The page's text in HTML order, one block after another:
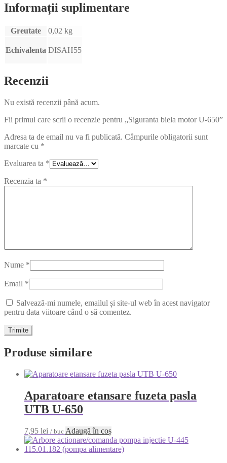
Informații suplimentare
Greutate 0,02 kg
Echivalenta DISAH55
Recenzii
Nu există recenzii până acum.
Fii primul care scrii o recenzie pentru „Siguranta biela motor U-650”
Adresa ta de email nu va fi publicată. Câmpurile obligatorii sunt
marcate cu *
Evaluarea ta *
Recenzia ta *
Nume *
Email *
Salvează-mi numele, emailul și site-ul web în acest navigator
pentru data viitoare când o să comentez.
Produse similare
Aparatoare etansare fuzeta pasla
UTB U-650
7,95 lei / buc Adaugă în coș